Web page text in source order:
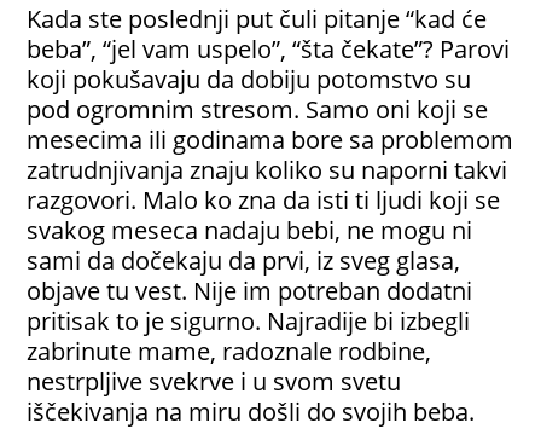
Kada ste poslednji put čuli pitanje “kad će
beba”, “jel vam uspelo”, “šta čekate”? Parovi
koji pokušavaju da dobiju potomstvo su
pod ogromnim stresom. Samo oni koji se
mesecima ili godinama bore sa problemom
zatrudnjivanja znaju koliko su naporni takvi
razgovori. Malo ko zna da isti ti ljudi koji se
svakog meseca nadaju bebi, ne mogu ni
sami da dočekaju da prvi, iz sveg glasa,
objave tu vest. Nije im potreban dodatni
pritisak to je sigurno. Najradije bi izbegli
zabrinute mame, radoznale rodbine,
nestrpljive svekrve i u svom svetu
iščekivanja na miru došli do svojih beba.